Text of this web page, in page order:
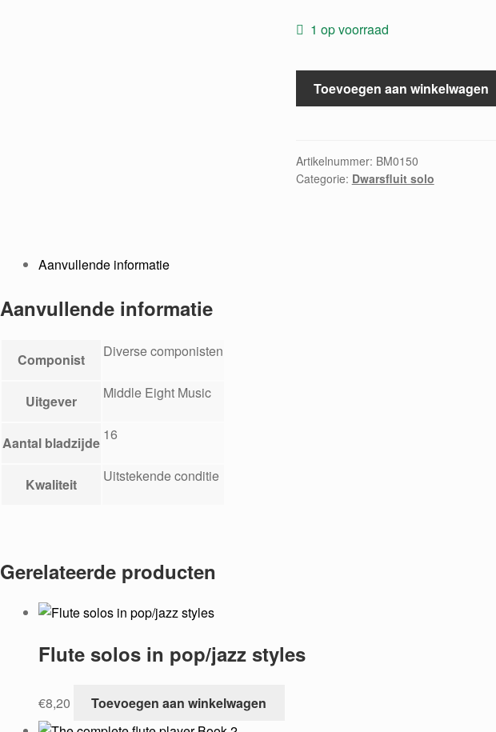
1 op voorraad
Woodwind
convention
Toevoegen aan winkelwagen
Artikelnummer: BM0150
Categorie: Dwarsfluit solo
Aanvullende informatie
Aanvullende informatie
Componist Diverse componisten
Uitgever Middle Eight Music
Aantal bladzijde 16
Kwaliteit Uitstekende conditie
Gerelateerde producten
Flute solos in pop/jazz styles
€8,20 Toevoegen aan winkelwagen